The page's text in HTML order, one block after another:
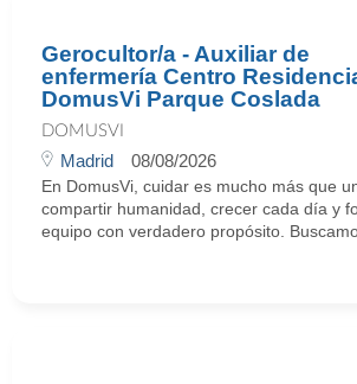
Gerocultor/a - Auxiliar de
enfermería Centro
DomusVi Parque Coslada
DOMUSVI
Madrid 08/08/2026
En DomusVi, cuidar es mucho más que
compartir humanidad, crecer cada día y
equipo con verdadero propósito.